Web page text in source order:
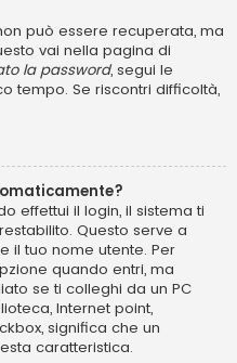
può essere recuperata, ma
vai nella pagina di
la password, segui le
tempo. Se riscontri difficoltà,
effettui il login, il sistema ti
Questo serve a
il tuo nome utente. Per
quando entri, ma
se ti colleghi da un PC
Internet point,
significa che un
caratteristica.